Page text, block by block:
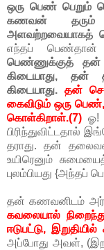
ஒரு பெண் பெறும்
கணவன் தரும்
அளவற்றவையாகத்
எந்தப் பெண்தான்
பெண்ணுக்குத் தன்
கிடையாது, தன்
கிடையாது. தன்
கைவிடும் ஒரு
கொள்கிறாள்.(7) ஓ!
பிரிந்துவிட்டதால்
தராது. தன்
உயிரெனும்
புலம்பியது {அந்தப்
தன் கணவனிடம்
கவலையால்
ஈடுபட்டு, இறுதியில்
அப்போது அவள்,